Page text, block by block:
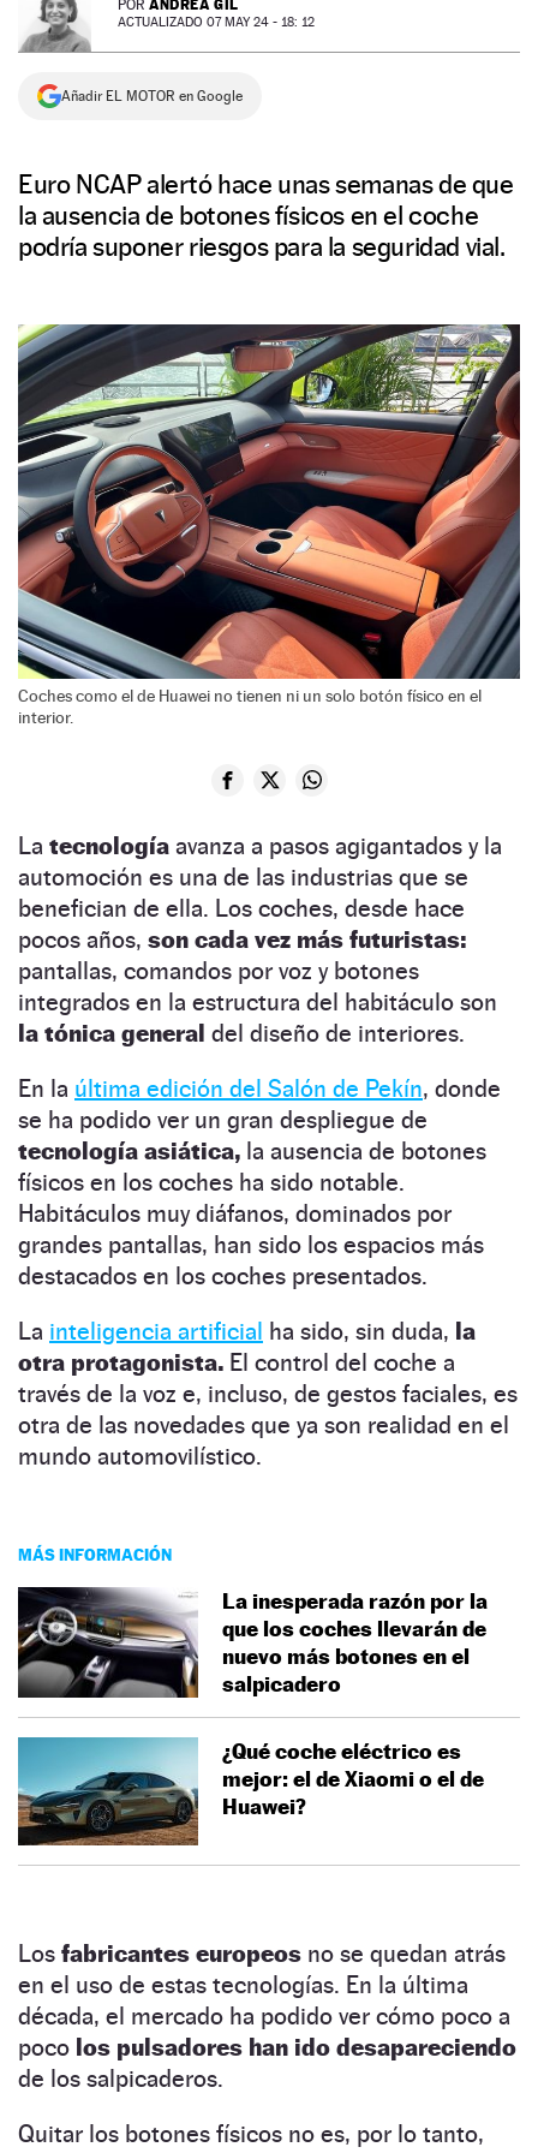
NEWSLETTER
SÍGUENOS
POR ANDREA GIL
ACTUALIZADO 07 MAY 24 - 18: 12
Añadir EL MOTOR en Google
Euro NCAP alertó hace unas semanas de que
la ausencia de botones físicos en el coche
podría suponer riesgos para la seguridad vial.
Coches como el de Huawei no tienen ni un solo botón físico en el
interior.
La tecnología avanza a pasos agigantados y la
automoción es una de las industrias que se
benefician de ella. Los coches, desde hace
pocos años, son cada vez más futuristas:
pantallas, comandos por voz y botones
integrados en la estructura del habitáculo son
la tónica general del diseño de interiores.
En la última edición del Salón de Pekín, donde
se ha podido ver un gran despliegue de
tecnología asiática, la ausencia de botones
físicos en los coches ha sido notable.
Habitáculos muy diáfanos, dominados por
grandes pantallas, han sido los espacios más
destacados en los coches presentados.
La inteligencia artificial ha sido, sin duda, la
otra protagonista. El control del coche a
través de la voz e, incluso, de gestos faciales, es
otra de las novedades que ya son realidad en el
mundo automovilístico.
MÁS INFORMACIÓN
La inesperada razón por la
que los coches llevarán de
nuevo más botones en el
salpicadero
¿Qué coche eléctrico es
mejor: el de Xiaomi o el de
Huawei?
Los fabricantes europeos no se quedan atrás
en el uso de estas tecnologías. En la última
década, el mercado ha podido ver cómo poco a
poco los pulsadores han ido desapareciendo
de los salpicaderos.
Quitar los botones físicos no es, por lo tanto,